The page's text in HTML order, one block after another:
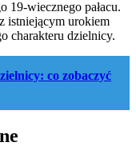
19-wiecznego pałacu.
istniejącym urokiem
charakteru dzielnicy.
co zobaczyć